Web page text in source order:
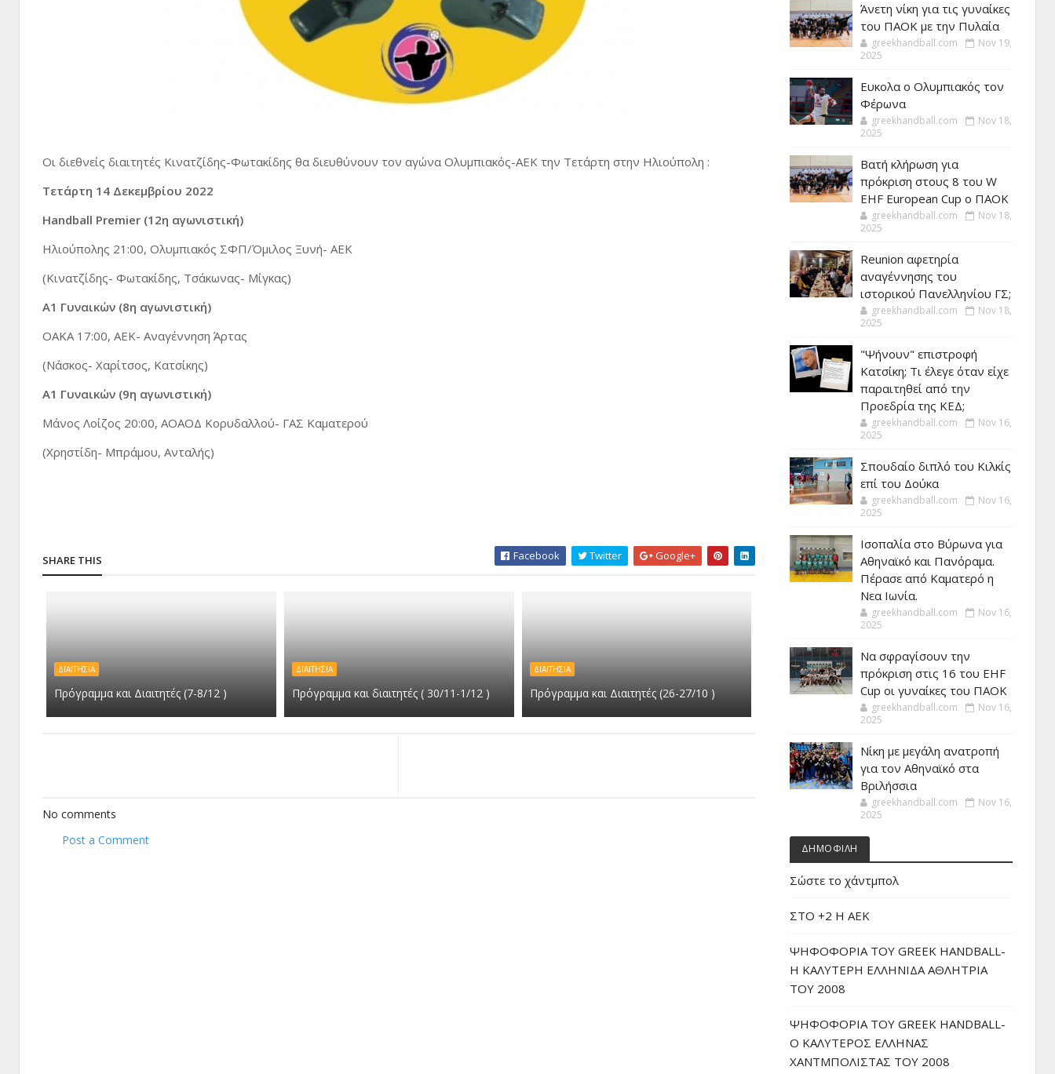
Οι διεθνείς διαιτητές Κινατζίδης-Φωτακίδης θα διευθύνουν τον αγώνα Ολυμπιακός-ΑΕΚ την Τετάρτη στην Ηλιούπολη :
Τετάρτη 14 Δεκεμβρίου 2022
Handball Premier (12η αγωνιστική)
Ηλιούπολης 21:00, Ολυμπιακός ΣΦΠ/Όμιλος Ξυνή- ΑΕΚ
(Κινατζίδης- Φωτακίδης, Τσάκωνας- Μίγκας)
Α1 Γυναικών (8η αγωνιστική)
ΟΑΚΑ 17:00, ΑΕΚ- Αναγέννηση Άρτας
(Νάσκος- Χαρίτσος, Κατσίκης)
Α1 Γυναικών (9η αγωνιστική)
Μάνος Λοίζος 20:00, ΑΟΑΟΔ Κορυδαλλού- ΓΑΣ Καματερού
(Χρηστίδη- Μπράμου, Ανταλής)
SHARE THIS Facebook Twitter Google+
ΔΙΑΙΤΗΣΙΑ
Πρόγραμμα και Διαιτητές (7-8/12 )
ΔΙΑΙΤΗΣΙΑ
Πρόγραμμα και διαιτητές ( 30/11-1/12 )
ΔΙΑΙΤΗΣΙΑ
Πρόγραμμα και Διαιτητές (26-27/10 )
No comments
Post a Comment
Άνετη νίκη για τις γυναίκες
του ΠΑΟΚ με την Πυλαία
greekhandball.com
Nov 19,
2025
Ευκολα ο Ολυμπιακός τον
Φέρωνα
greekhandball.com
Nov 18,
2025
Βατή κλήρωση για
πρόκριση στους 8 του W
EHF European Cup ο ΠΑΟΚ
greekhandball.com
Nov 18,
2025
Reunion αφετηρία
αναγέννησης του
ιστορικού Πανελληνίου ΓΣ;
greekhandball.com
Nov 18,
2025
"Ψήνουν" επιστροφή
Κατσίκη; Τι έλεγε όταν είχε
παραιτηθεί από την
Προεδρία της ΚΕΔ;
greekhandball.com
Nov 16,
2025
Σπουδαίο διπλό του Κιλκίς
επί του Δούκα
greekhandball.com
Nov 16,
2025
Ισοπαλία στο Βύρωνα για
Αθηναϊκό και Πανόραμα.
Πέρασε από Καματερό η
Νεα Ιωνία.
greekhandball.com
Nov 16,
2025
Να σφραγίσουν την
πρόκριση στις 16 του EHF
Cup οι γυναίκες του ΠΑΟΚ
greekhandball.com
Nov 16,
2025
Νίκη με μεγάλη ανατροπή
για τον Αθηναϊκό στα
Βριλήσσια
greekhandball.com
Nov 16,
2025
ΔΗΜΟΦΙΛΗ
Σώστε το χάντμπολ
ΣΤΟ +2 Η ΑΕΚ
ΨΗΦΟΦΟΡΙΑ ΤΟΥ GREEK HANDBALL-
H ΚΑΛΥΤΕΡΗ ΕΛΛΗΝΙΔΑ ΑΘΛΗΤΡΙΑ
ΤΟΥ 2008
ΨΗΦΟΦΟΡΙΑ ΤΟΥ GREEK HANDBALL-
O ΚΑΛΥΤΕΡΟΣ ΕΛΛΗΝΑΣ
ΧΑΝΤΜΠΟΛΙΣΤΑΣ ΤΟΥ 2008